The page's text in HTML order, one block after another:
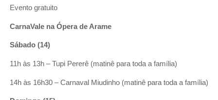
Evento gratuito
CarnaVale na Ópera de Arame
Sábado (14)
11h às 13h – Tupi Pererê (matinê para toda a família)
14h às 16h30 – Carnaval Miudinho (matinê para toda a família)